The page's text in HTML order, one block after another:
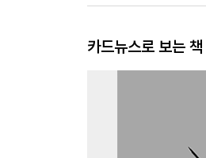
카드뉴스로 보는 책